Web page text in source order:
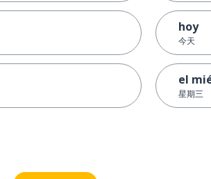
hoy
今天
el
星期三